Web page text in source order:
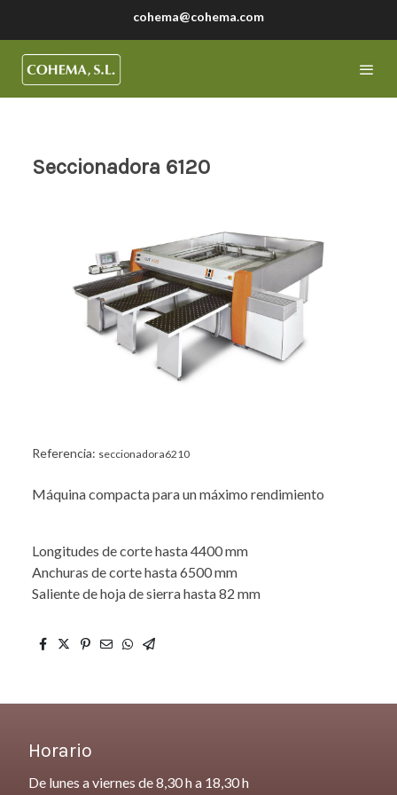
cohema@cohema.com
Seccionadora 6120
Referencia: seccionadora6210
Máquina compacta para un máximo rendimiento
Longitudes de corte hasta 4400 mm
Anchuras de corte hasta 6500 mm
Saliente de hoja de sierra hasta 82 mm
Horario
De lunes a viernes de 8,30 h a 18,30 h